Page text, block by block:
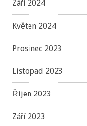
Září 2024
Květen 2024
Prosinec 2023
Listopad 2023
Říjen 2023
Září 2023